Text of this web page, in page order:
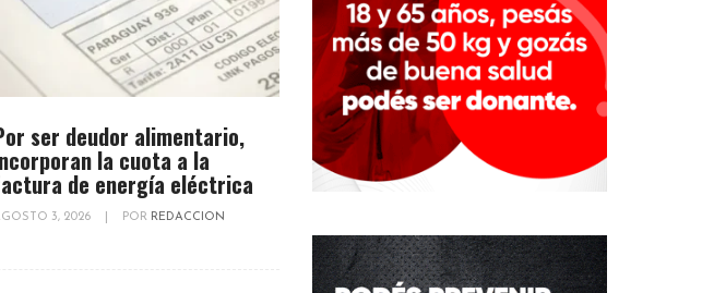
ser deudor alimentario,
la cuota a la
de energía eléctrica
3, 2026 POR REDACCION